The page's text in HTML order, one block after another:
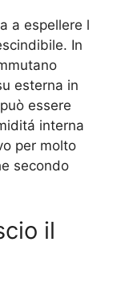
a espellere l
In
esterna in
essere
interna
per molto
secondo
il